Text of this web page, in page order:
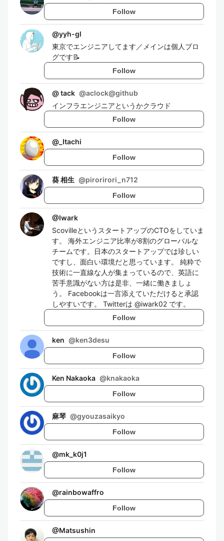
Follow
@yyh-gl
東京でエンジニアしてます／メインは個人ブロ
グです📝
Follow
@ tack @aclock@github
インフラエンジニアというかクラウド
Follow
@ _Itachi
Follow
葵 相生 @pirorirori_n712
Follow
@Iwark
ScovilleというスタートアップのCTOをしていま
す。 海外エンジニア比率が8割のグローバルな
チームです。日本のスタートアップでは珍しい
ですし、面白い環境だと思っています。 純粋で
技術に一直線な人が集まっているので、英語に
苦手意識がない方は是非、一緒に働きましょ
う。 Facebookは一言添えていただけると承認
しやすいです。 Twitterは @iwark02 です。
Follow
ken @ken3desu
Follow
Ken Nakaoka @knakaoka
Follow
麻琴 @gyouzasaikyo
Follow
@mk_k0j1
Follow
@rainbowaffro
Follow
@Matsushin